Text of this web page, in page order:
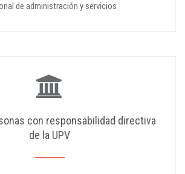
de administración y servicios
con responsabilidad directiva
de la UPV